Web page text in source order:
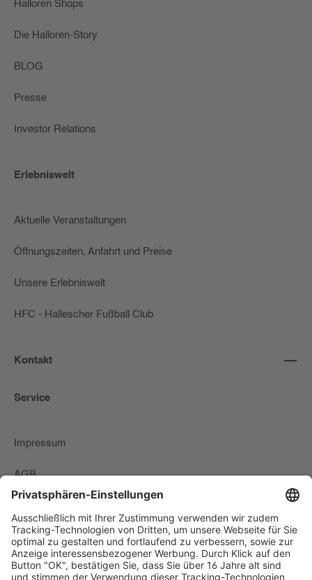
Halloren Shops
Die Halloren-Story
BLOG
Presse
Investor Relations
Erlebniswelt
Aktuelle Veranstaltungen
Öffnungszeiten, Anfahrt und Preise
Unsere Erlebniswelt
HFC - Hallescher Fußball Club
Kontakt
Service
Impressum
AGB
Datenschutzerklärung
Newsletter